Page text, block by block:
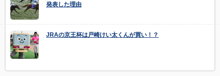
発表した理由
JRAの京王杯は戸崎けい太くんが買い！？